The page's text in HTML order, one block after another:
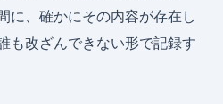
に、確かにその内容が存在し
も改ざんできない形で記録す